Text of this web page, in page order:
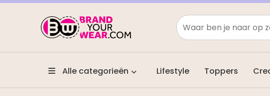
Alle categorieën Lifestyle Toppers